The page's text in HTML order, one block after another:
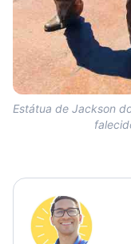
Estátua de Jackson